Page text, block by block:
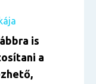
is
a